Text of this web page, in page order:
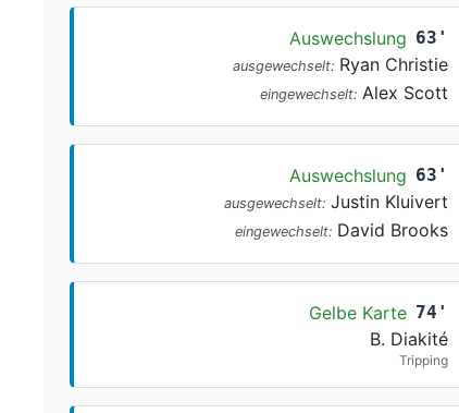
Auswechslung 63'
ausgewechselt: Ryan Christie
eingewechselt: Alex Scott
Auswechslung 63'
ausgewechselt: Justin Kluivert
eingewechselt: David Brooks
Gelbe Karte 74'
B. Diakité
Tripping